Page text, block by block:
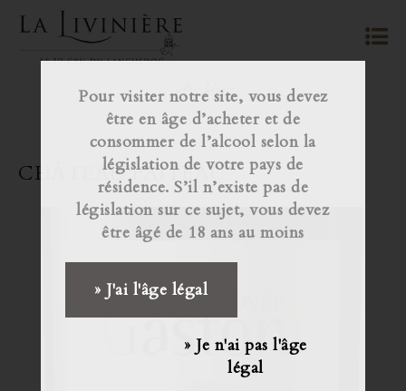
Pour visiter notre site, vous devez
être en âge d’acheter et de
consommer de l’alcool selon la
législation de votre pays de
résidence. S’il n’existe pas de
législation sur ce sujet, vous devez
être âgé de 18 ans au moins
» J'ai l'âge légal
» Je n'ai pas l'âge
légal
Archives
CHÂTEAU FAITEAU